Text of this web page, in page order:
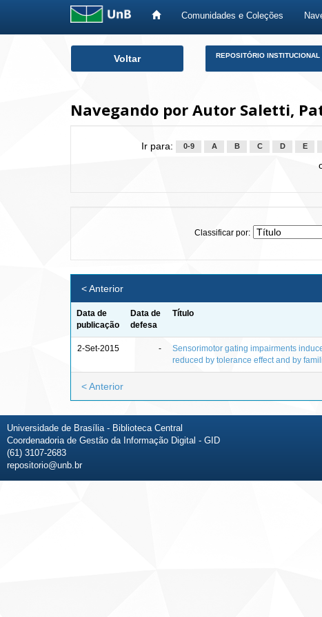
Comunidades e Coleções
Voltar REPOSITÓRIO INSTITUCIONAL
Navegando por Autor Saletti,
Ir para: 0-9 A B C D E
Classificar por:
< Anterior
Data de
publicação
Data de
defesa
Título
2-Set-2015 -
Sensorimotor gating impairments
reduced by tolerance effect and by
< Anterior
Universidade de Brasília - Biblioteca Central
Coordenadoria de Gestão da Informação Digital - GID
(61) 3107-2683
repositorio@unb.br